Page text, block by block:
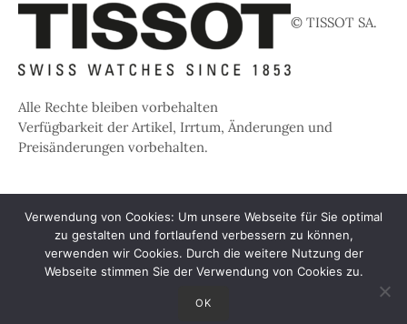
© TISSOT SA.
Alle Rechte bleiben vorbehalten
Verfügbarkeit der Artikel, Irrtum, Änderungen und
Preisänderungen vorbehalten.
Verwendung von Cookies: Um unsere Webseite für Sie optimal
zu gestalten und fortlaufend verbessern zu können,
verwenden wir Cookies. Durch die weitere Nutzung der
Webseite stimmen Sie der Verwendung von Cookies zu.
OK